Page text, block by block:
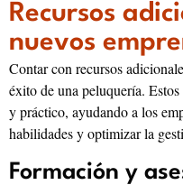
Recursos
nuevos
Contar con recursos
éxito de una peluquería.
y práctico, ayudando a los
habilidades y optimizar la
Formación y